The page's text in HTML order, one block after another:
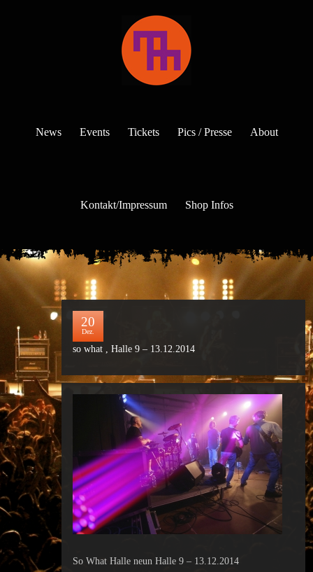
News Events Tickets Pics / Presse About
Kontakt/Impressum Shop Infos
20
Dez.
so what , Halle 9 – 13.12.2014
So What Halle neun Halle 9 – 13.12.2014